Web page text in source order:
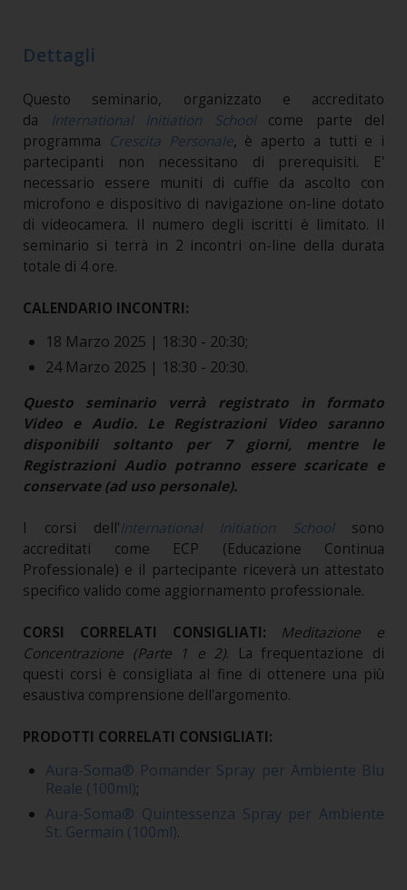
Dettagli
Questo seminario, organizzato e accreditato
da
International Initiation School
come parte del
programma Crescita Personale, è aperto a tutti e i
partecipanti non necessitano di prerequisiti. E'
necessario essere muniti di cuffie da ascolto con
microfono e dispositivo di navigazione on-line dotato
di videocamera. Il numero degli iscritti è limitato. Il
seminario si terrà in 2 incontri on-line della durata
totale di 4 ore.
CALENDARIO INCONTRI:
18 Marzo 2025 | 18:30 - 20:30;
24 Marzo 2025 | 18:30 - 20:30.
Questo seminario verrà registrato in formato
Video e Audio. Le Registrazioni Video saranno
disponibili soltanto per 7 giorni, mentre le
Registrazioni Audio potranno essere scaricate e
conservate (ad uso personale).
I corsi dell'International Initiation Schoolsono
accreditati come ECP (Educazione Continua
Professionale) e il partecipante riceverà un attestato
specifico valido come aggiornamento professionale.
CORSI CORRELATI CONSIGLIATI: Meditazione e
Concentrazione (Parte 1 e 2).
La frequentazione di
questi corsi è consigliata al fine di ottenere una più
esaustiva comprensione dell'argomento.
PRODOTTI CORRELATI CONSIGLIATI:
Aura-Soma® Pomander Spray per Ambiente Blu
Reale (100ml);
Aura-Soma® Quintessenza Spray per Ambiente
St. Germain (100ml).